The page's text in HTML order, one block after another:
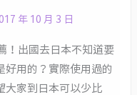
年 10 月 3 日
！出國去日本不知道要
好用的？實際使用過的
大家到日本可以少比